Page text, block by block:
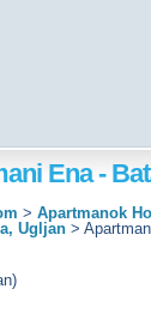
Ena -
> Apartmanok
Ugljan >